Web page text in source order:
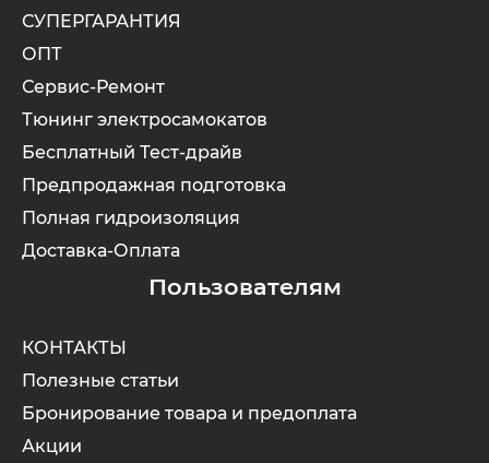
СУПЕРГАРАНТИЯ
ОПТ
Сервис-Ремонт
Тюнинг электросамокатов
Бесплатный Тест-драйв
Предпродажная подготовка
Полная гидроизоляция
Доставка-Оплата
Пользователям
КОНТАКТЫ
Полезные статьи
Бронирование товара и предоплата
Акции